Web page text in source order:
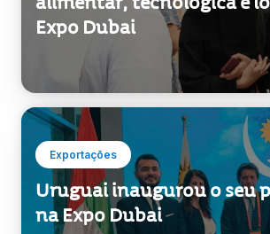
Exportações
Uruguai inaugurou o seu
na Expo Dubai